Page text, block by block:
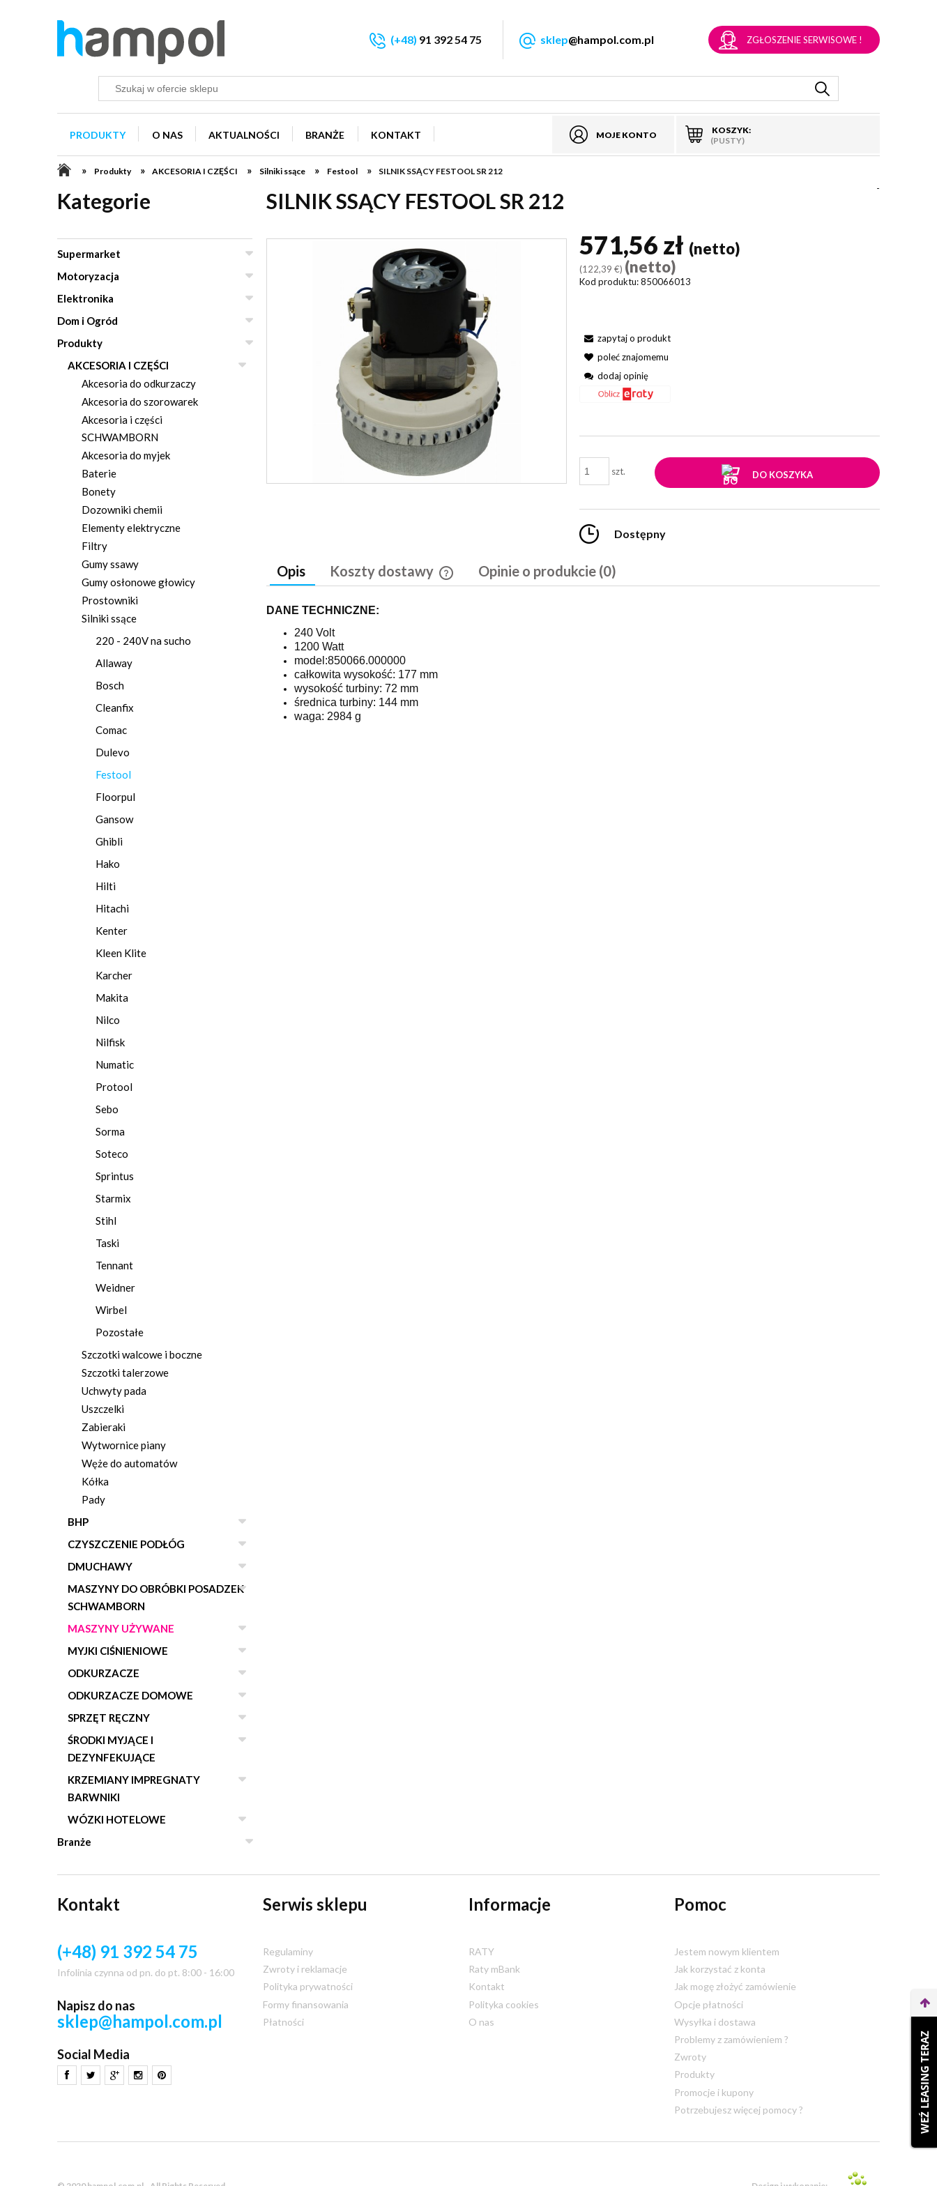
MOJE KONTO
KOSZYK:
(PUSTY)
(+48) 91 392 54 75 sklep@hampol.com.pl ZGŁOSZENIE SERWISOWE !
PRODUKTY O NAS AKTUALNOŚCI BRANŻE KONTAKT
» Produkty » AKCESORIA I CZĘŚCI » Silniki ssące » Festool » SILNIK SSĄCY FESTOOL SR 212
Kategorie
Supermarket
Motoryzacja
Elektronika
Dom i Ogród
Produkty
AKCESORIA I CZĘŚCI
Akcesoria do odkurzaczy
Akcesoria do szorowarek
Akcesoria i części
SCHWAMBORN
Akcesoria do myjek
Baterie
Bonety
Dozowniki chemii
Elementy elektryczne
Filtry
Gumy ssawy
Gumy osłonowe głowicy
Prostowniki
Silniki ssące
220 - 240V na sucho
Allaway
Bosch
Cleanfix
Comac
Dulevo
Festool
Floorpul
Gansow
Ghibli
Hako
Hilti
Hitachi
Kenter
Kleen Klite
Karcher
Makita
Nilco
Nilfisk
Numatic
Protool
Sebo
Sorma
Soteco
Sprintus
Starmix
Stihl
Taski
Tennant
Weidner
Wirbel
Pozostałe
Szczotki walcowe i boczne
Szczotki talerzowe
Uchwyty pada
Uszczelki
Zabieraki
Wytwornice piany
Węże do automatów
Kółka
Pady
BHP
CZYSZCZENIE PODŁÓG
DMUCHAWY
MASZYNY DO OBRÓBKI POSADZEK
SCHWAMBORN
MASZYNY UŻYWANE
MYJKI CIŚNIENIOWE
ODKURZACZE
ODKURZACZE DOMOWE
SPRZĘT RĘCZNY
ŚRODKI MYJĄCE I
DEZYNFEKUJĄCE
KRZEMIANY IMPREGNATY
BARWNIKI
WÓZKI HOTELOWE
Branże
SILNIK SSĄCY FESTOOL SR 212 -
571,56 zł (netto)
(122,39 €) (netto)
Kod produktu: 850066013
zapytaj o produkt
poleć znajomemu
dodaj opinię
szt. DO KOSZYKA
Dostępny
Opis Koszty dostawy Opinie o produkcie (0)
DANE TECHNICZNE:
240 Volt
1200 Watt
model:850066.000000
całkowita wysokość: 177 mm
wysokość turbiny: 72 mm
średnica turbiny: 144 mm
waga: 2984 g
Kontakt
(+48) 91 392 54 75
Infolinia czynna od pn. do pt. 8:00 - 16:00
Napisz do nas
sklep@hampol.com.pl
Social Media
Serwis sklepu
Regulaminy
Zwroty i reklamacje
Polityka prywatności
Formy finansowania
Płatności
Informacje
RATY
Raty mBank
Kontakt
Polityka cookies
O nas
Pomoc
Jestem nowym klientem
Jak korzystać z konta
Jak mogę złożyć zamówienie
Opcje płatności
Wysyłka i dostawa
Problemy z zamówieniem ?
Zwroty
Produkty
Promocje i kupony
Potrzebujesz więcej pomocy ?
WEŹ LEASING TERAZ